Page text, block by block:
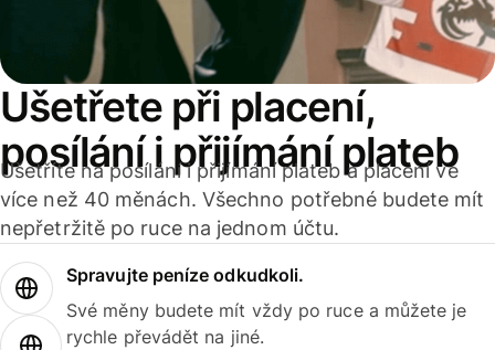
Ušetřete při placení,
posílání i přijímání plateb
Ušetříte na posílání i přijímání plateb a placení ve
více než 40 měnách. Všechno potřebné budete mít
nepřetržitě po ruce na jednom účtu.
Spravujte peníze odkudkoli.
Své měny budete mít vždy po ruce a můžete je
rychle převádět na jiné.